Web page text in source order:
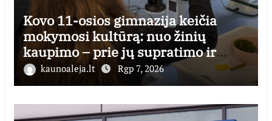
Kovo 11-osios gimnazija keičia
mokymosi kultūrą: nuo žinių
kaupimo – prie jų supratimo ir
taikymo
kaunoaleja.lt Rgp 7, 2026